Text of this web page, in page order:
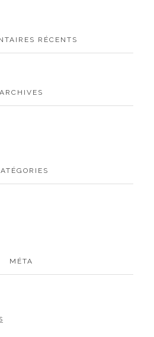
RÉCENTS
ARCHIVES
MÉTA